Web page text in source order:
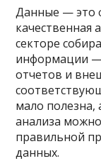
Данные — это
качественная
секторе
информации —
отчетов и
мало полезна,
анализа
правильной
данных.